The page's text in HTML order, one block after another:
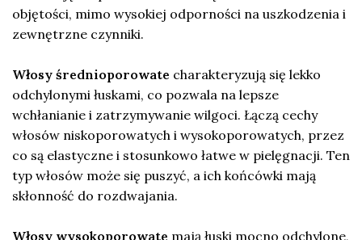
objętości, mimo wysokiej odporności na uszkodzenia i
zewnętrzne czynniki.
Włosy średnioporowate charakteryzują się lekko
odchylonymi łuskami, co pozwala na lepsze
wchłanianie i zatrzymywanie wilgoci. Łączą cechy
włosów niskoporowatych i wysokoporowatych, przez
co są elastyczne i stosunkowo łatwe w pielęgnacji. Ten
typ włosów może się puszyć, a ich końcówki mają
skłonność do rozdwajania.
Włosy wysokoporowate mają łuski mocno odchylone,